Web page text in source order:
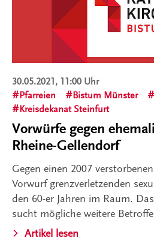
30.05.2021, 11:00 Uhr
Pfarreien
Bistum Münster
Kreisdekanat Steinfurt
Vorwürfe gegen
Rheine-Gellendorf
Gegen einen 2007
Vorwurf grenzverletzenden
den 60-er Jahren im Raum.
sucht mögliche weitere
Artikel lesen